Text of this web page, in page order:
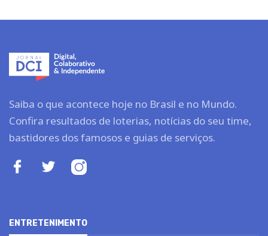
Saiba o que acontece hoje no Brasil e no Mundo.
Confira resultados de loterias, notícias do seu time,
bastidores dos famosos e guias de serviços.
ENTRETENIMENTO